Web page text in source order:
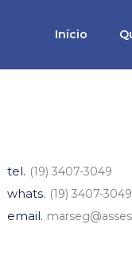
Início
tel. (19) 3407-3049
whats. (19) 3407-3049
email.